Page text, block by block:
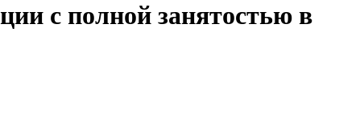
с полной занятостью в